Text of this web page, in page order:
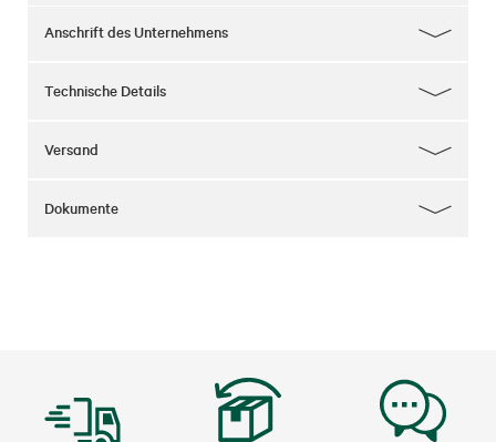
Anschrift des Unternehmens
Technische Details
Versand
Dokumente